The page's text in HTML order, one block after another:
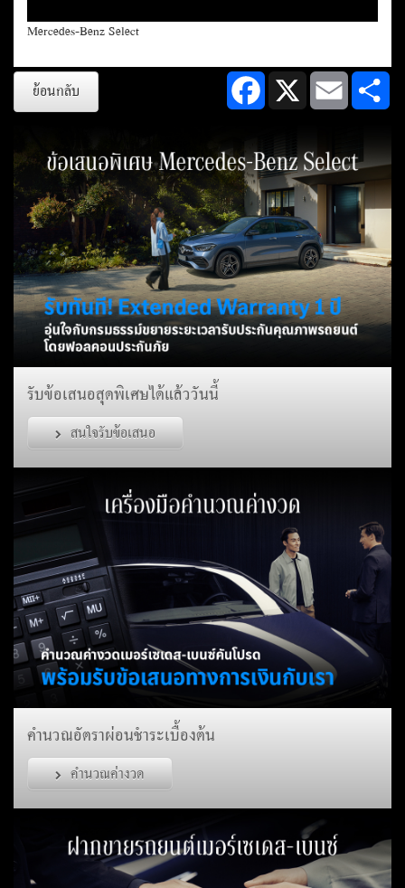
Mercedes-Benz Select
ย้อนกลับ Facebook X Email
รับข้อเสนอสุดพิเศษได้แล้ววันนี้
สนใจรับข้อเสนอ
คำนวณอัตราผ่อนชำระเบื้องต้น
คำนวณค่างวด